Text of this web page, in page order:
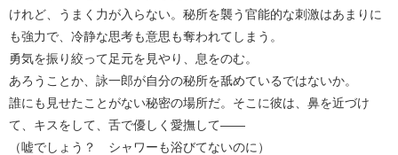
けれど、うまく力が入らない。秘所を襲う官能的な刺激はあまりに
も強力で、冷静な思考も意思も奪われてしまう。
勇気を振り絞って足元を見やり、息をのむ。
あろうことか、詠一郎が自分の秘所を舐めているではないか。
誰にも見せたことがない秘密の場所だ。そこに彼は、鼻を近づけ
て、キスをして、舌で優しく愛撫して――
（嘘でしょう？ シャワーも浴びてないのに）